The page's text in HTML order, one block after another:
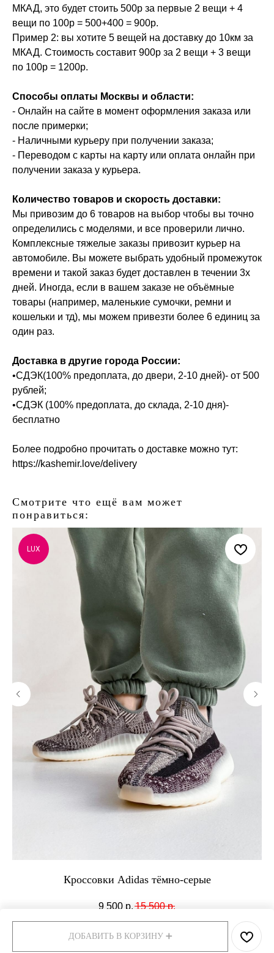
ДОБАВИТЬ В КОРЗИНУ ➕
МКАД, это будет стоить 500р за первые 2 вещи + 4
вещи по 100р = 500+400 = 900р.
Пример 2: вы хотите 5 вещей на доставку до 10км за
МКАД. Стоимость составит 900р за 2 вещи + 3 вещи
по 100р = 1200р.
Способы оплаты Москвы и области:
- Онлайн на сайте в момент оформления заказа или
после примерки;
- Наличными курьеру при получении заказа;
- Переводом с карты на карту или оплата онлайн при
получении заказа у курьера.
Количество товаров и скорость доставки:
Мы привозим до 6 товаров на выбор чтобы вы точно
определились с моделями, и все проверили лично.
Комплексные тяжелые заказы привозит курьер на
автомобиле. Вы можете выбрать удобный промежуток
времени и такой заказ будет доставлен в течении 3х
дней. Иногда, если в вашем заказе не объёмные
товары (например, маленькие сумочки, ремни и
кошельки и тд), мы можем привезти более 6 единиц за
один раз.
Доставка в другие города России:
•СДЭК(100% предоплата, до двери, 2-10 дней)- от 500
рублей;
•СДЭК (100% предоплата, до склада, 2-10 дня)-
бесплатно
Более подробно прочитать о доставке можно тут:
https://kashemir.love/delivery
Смотрите что ещё вам может
понравиться:
LUX
Кроссовки Adidas тёмно-серые
9 500 р. 15 500 р.